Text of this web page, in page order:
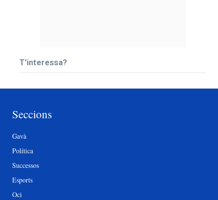
T’interessa?
Seccions
Gavà
Política
Successos
Esports
Oci